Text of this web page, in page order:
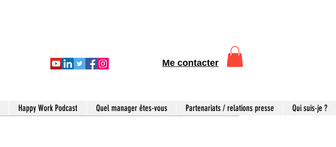
Me contacter
Happy Work Podcast Quel manager êtes-vous Partenariats / relations presse Qui suis-je ?